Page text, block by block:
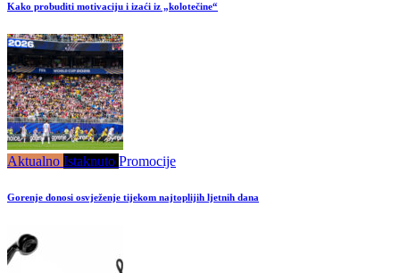
Kako probuditi motivaciju i izaći iz „kolotečine“
Aktualno Istaknuto Promocije
Gorenje donosi osvježenje tijekom najtoplijih ljetnih dana